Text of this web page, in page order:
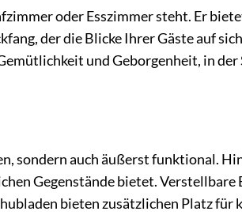
oder Esszimmer steht. Er
der die Blicke Ihrer Gäste auf
und Geborgenheit, in
sondern auch äußerst funktional.
Gegenstände bietet. Verstellbare
bieten zusätzlichen Platz für